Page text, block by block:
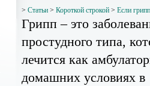
> Статьи > Короткой строкой > Если
Грипп – это
простудного типа,
лечится как
домашних условиях в